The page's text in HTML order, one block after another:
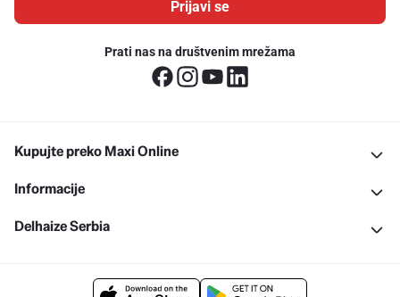
Prijavi se
Prati nas na društvenim mrežama
Kupujte preko Maxi Online
Informacije
Delhaize Serbia